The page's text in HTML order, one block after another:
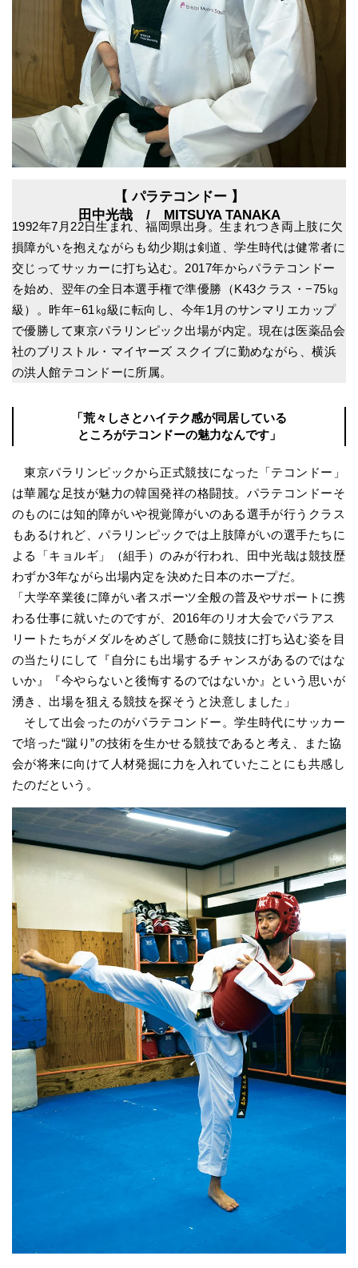
【 パラテコンドー 】
田中光哉 / MITSUYA TANAKA
1992年7月22日生まれ、福岡県出身。生まれつき両上肢に欠
損障がいを抱えながらも幼少期は剣道、学生時代は健常者に
交じってサッカーに打ち込む。2017年からパラテコンドー
を始め、翌年の全日本選手権で準優勝（K43クラス・−75㎏
級）。昨年−61㎏級に転向し、今年1月のサンマリエカップ
で優勝して東京パラリンピック出場が内定。現在は医薬品会
社のブリストル・マイヤーズ スクイブに勤めながら、横浜
の洪人館テコンドーに所属。
「荒々しさとハイテク感が同居している
ところがテコンドーの魅力なんです」
東京パラリンピックから正式競技になった「テコンドー」
は華麗な足技が魅力の韓国発祥の格闘技。パラテコンドーそ
のものには知的障がいや視覚障がいのある選手が行うクラス
もあるけれど、パラリンピックでは上肢障がいの選手たちに
よる「キョルギ」（組手）のみが行われ、田中光哉は競技歴
わずか3年ながら出場内定を決めた日本のホープだ。
「大学卒業後に障がい者スポーツ全般の普及やサポートに携
わる仕事に就いたのですが、2016年のリオ大会でパラアス
リートたちがメダルをめざして懸命に競技に打ち込む姿を目
の当たりにして『自分にも出場するチャンスがあるのではな
いか』『今やらないと後悔するのではないか』という思いが
湧き、出場を狙える競技を探そうと決意しました」
そして出会ったのがパラテコンドー。学生時代にサッカー
で培った“蹴り”の技術を生かせる競技であると考え、また協
会が将来に向けて人材発掘に力を入れていたことにも共感し
たのだという。